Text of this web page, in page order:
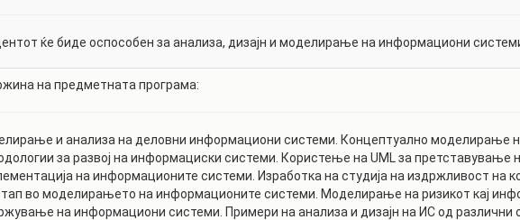
ќе биде оспособен за анализа, дизајн и моделирање на информациони
на предметната програма:
и анализа на деловни информациони системи. Концептуално моделирање
за развој на информациски системи. Користење на UML за претставување
на информационите системи. Изработка на студија на издржливост на
во моделирањето на информационите системи. Моделирање на ризикот кај
на информациони системи. Примери на анализа и дизајн на ИС од различни